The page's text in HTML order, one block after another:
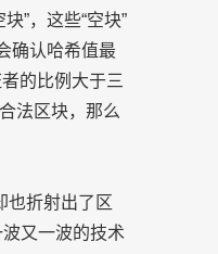
”，这些“空块”
确认哈希值最
的比例大于三
法区块，那么
也折射出了区
又一波的技术